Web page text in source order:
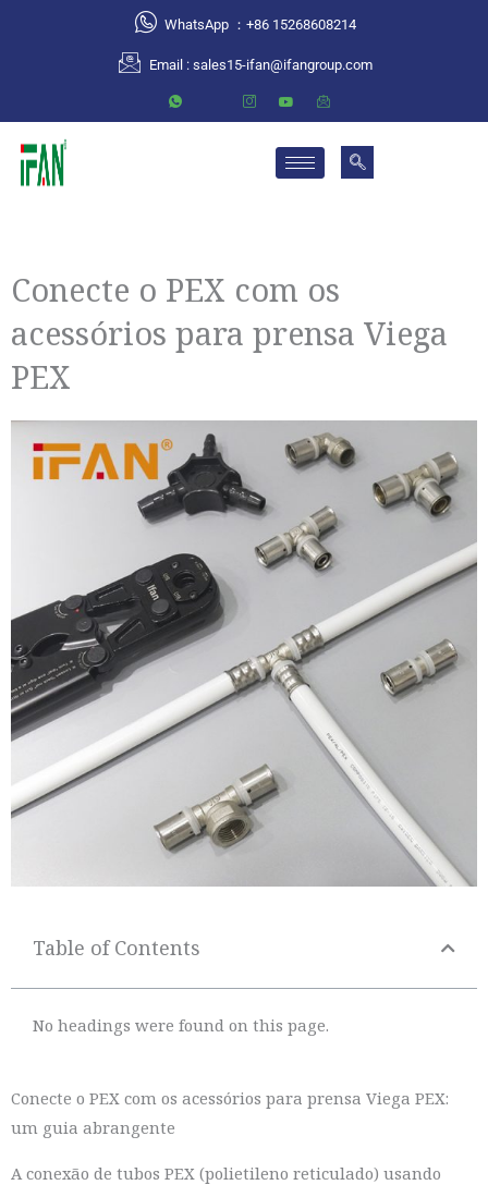
WhatsApp ：+86 15268608214
Email : sales15-ifan@ifangroup.com
Conecte o PEX com os
acessórios para prensa Viega
PEX
Table of Contents
No headings were found on this page.
Conecte o PEX com os acessórios para prensa Viega PEX:
um guia abrangente
A conexão de tubos PEX (polietileno reticulado) usando